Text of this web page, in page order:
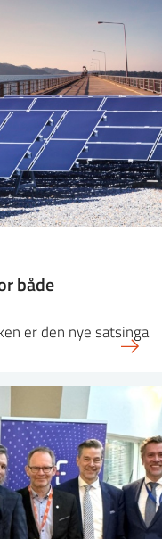
både
er den nye satsinga